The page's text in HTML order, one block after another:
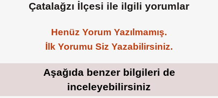
Çatalağzı İlçesi ile ilgili yorumlar
Henüz Yorum Yazılmamış.
İlk Yorumu Siz Yazabilirsiniz.
Aşağıda benzer bilgileri de
inceleyebilirsiniz